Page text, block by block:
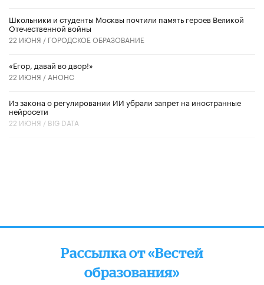
Школьники и студенты Москвы почтили память героев Великой
Отечественной войны
22 ИЮНЯ / ГОРОДСКОЕ ОБРАЗОВАНИЕ
«Егор, давай во двор!»
22 ИЮНЯ / АНОНС
Из закона о регулировании ИИ убрали запрет на иностранные
нейросети
22 ИЮНЯ / BIG DATA
Рассылка от «Вестей
образования»